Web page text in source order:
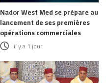
Nador West Med se prépare au
lancement de ses premières
opérations commerciales
il y a 1 jour